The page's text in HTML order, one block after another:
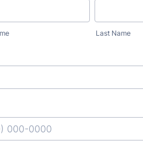
Last Name